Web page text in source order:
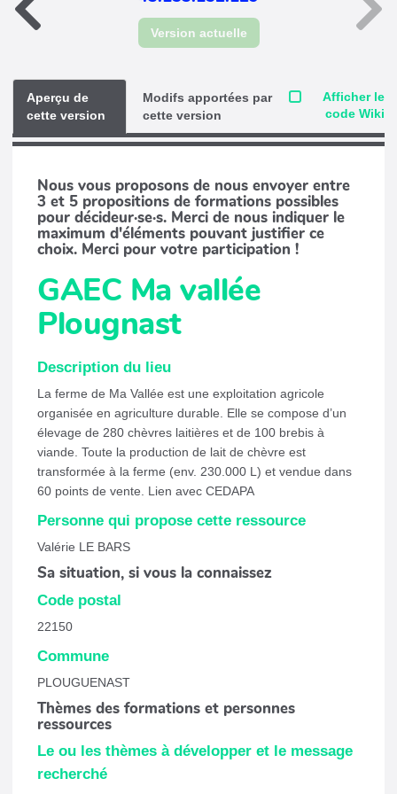
Version actuelle
Aperçu de
cette version
Modifs apportées par
cette version
Afficher le
code Wiki
Nous vous proposons de nous envoyer entre
3 et 5 propositions de formations possibles
pour décideur·se·s. Merci de nous indiquer le
maximum d'éléments pouvant justifier ce
choix. Merci pour votre participation !
GAEC Ma vallée
Plougnast
Description du lieu
La ferme de Ma Vallée est une exploitation agricole
organisée en agriculture durable. Elle se compose d’un
élevage de 280 chèvres laitières et de 100 brebis à
viande. Toute la production de lait de chèvre est
transformée à la ferme (env. 230.000 L) et vendue dans
60 points de vente. Lien avec CEDAPA
Personne qui propose cette ressource
Valérie LE BARS
Sa situation, si vous la connaissez
Code postal
22150
Commune
PLOUGUENAST
Thèmes des formations et personnes
ressources
Le ou les thèmes à développer et le message
recherché